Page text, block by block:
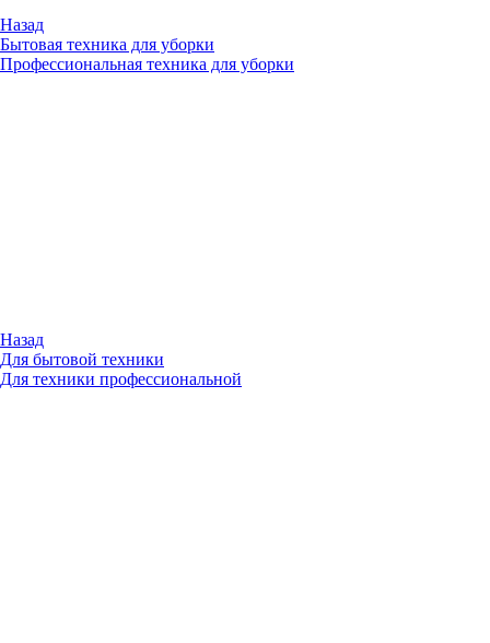
Назад
Бытовая техника для уборки
Профессиональная техника для уборки
Назад
Для бытовой техники
Для техники профессиональной